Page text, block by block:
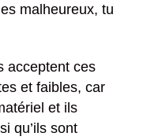
malheureux, tu
acceptent ces
et faibles, car
et ils
qu’ils sont